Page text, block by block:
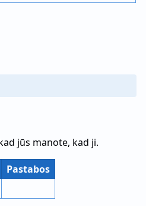
jūs manote, kad ji.
Pastabos